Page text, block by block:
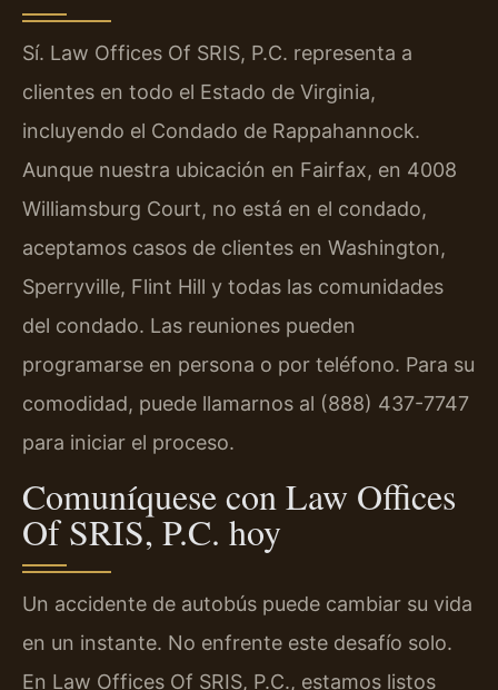
Sí. Law Offices Of SRIS, P.C. representa a
clientes en todo el Estado de Virginia,
incluyendo el Condado de Rappahannock.
Aunque nuestra ubicación en Fairfax, en 4008
Williamsburg Court, no está en el condado,
aceptamos casos de clientes en Washington,
Sperryville, Flint Hill y todas las comunidades
del condado. Las reuniones pueden
programarse en persona o por teléfono. Para su
comodidad, puede llamarnos al (888) 437-7747
para iniciar el proceso.
Comuníquese con Law Offices
Of SRIS, P.C. hoy
Un accidente de autobús puede cambiar su vida
en un instante. No enfrente este desafío solo.
En Law Offices Of SRIS, P.C., estamos listos